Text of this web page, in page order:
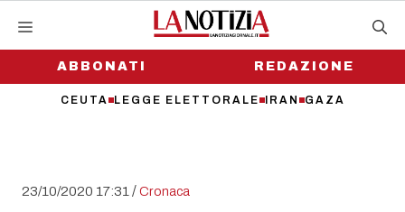
contenutoABBONATI
CEUTA LEGGE ELETTORALE IRAN GAZA
REDAZIONE
23/10/2020 17:31 /Cronaca